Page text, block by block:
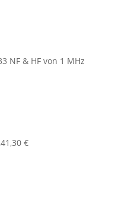
NF & HF von 1 MHz
€